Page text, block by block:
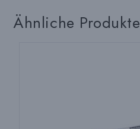
Ähnliche Produkte